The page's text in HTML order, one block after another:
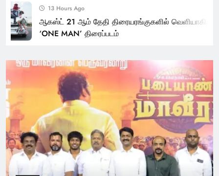
13 Hours Ago
ஆகஸ்ட் 21 ஆம் தேதி திரையரங்குகளில் வெளியாகிறது
‘ONE MAN’ திரைப்படம்